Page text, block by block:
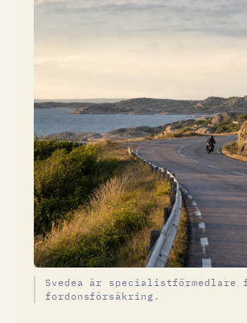
Svedea är specialistförmedlare
fordonsförsäkring.